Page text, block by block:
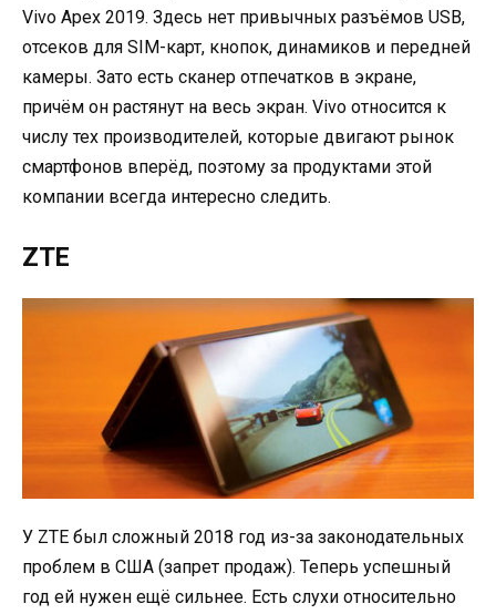
Vivo Apex 2019. Здесь нет привычных разъёмов USB,
отсеков для SIM-карт, кнопок, динамиков и передней
камеры. Зато есть сканер отпечатков в экране,
причём он растянут на весь экран. Vivo относится к
числу тех производителей, которые двигают рынок
смартфонов вперёд, поэтому за продуктами этой
компании всегда интересно следить.
ZTE
У ZTE был сложный 2018 год из-за законодательных
проблем в США (запрет продаж). Теперь успешный
год ей нужен ещё сильнее. Есть слухи относительно